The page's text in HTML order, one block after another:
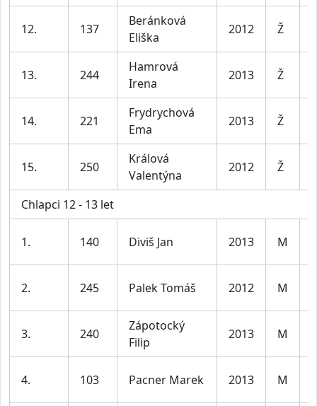
12. 137
Beránková
Eliška
2012 Ž
13. 244
Hamrová
Irena
2013 Ž
14. 221
Frydrychová
Ema
2013 Ž
15. 250
Králová
Valentýna
2012 Ž
Chlapci 12 - 13 let
1. 140 Diviš Jan 2013 M
2. 245 Palek Tomáš 2012 M
3. 240
Zápotocký
Filip
2013 M
4. 103 Pacner Marek 2013 M